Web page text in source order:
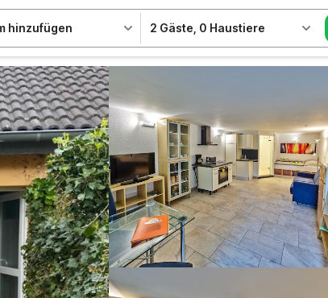
hinzufügen 2 Gäste 0 Haustiere